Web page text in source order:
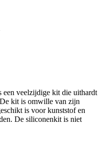
veelzijdige kit die uithardt
kit is omwille van zijn
is voor kunststof en
De siliconenkit is niet